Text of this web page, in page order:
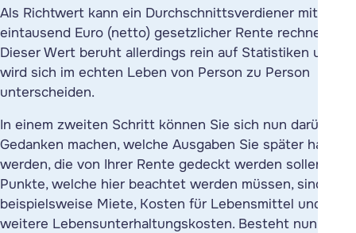
Als Richtwert kann ein Durchschnittsverdiener mit etwa
eintausend Euro (netto) gesetzlicher Rente rechnen.
Dieser Wert beruht allerdings rein auf Statistiken und
wird sich im echten Leben von Person zu Person
unterscheiden.
In einem zweiten Schritt können Sie sich nun darüber
Gedanken machen, welche Ausgaben Sie später haben
werden, die von Ihrer Rente gedeckt werden sollen.
Punkte, welche hier beachtet werden müssen, sind
beispielsweise Miete, Kosten für Lebensmittel und
weitere Lebensunterhaltungskosten. Besteht nun eine